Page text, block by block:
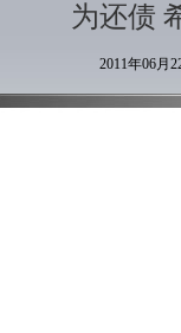
为还债
2011年06月